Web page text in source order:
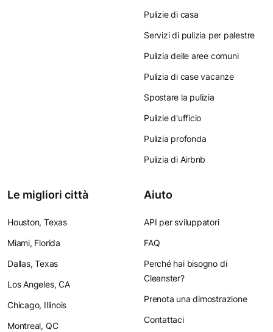
Pulizie di casa
Servizi di pulizia per palestre
Pulizia delle aree comuni
Pulizia di case vacanze
Spostare la pulizia
Pulizie d'ufficio
Pulizia profonda
Pulizia di Airbnb
Le migliori città
Houston, Texas
Miami, Florida
Dallas, Texas
Los Angeles, CA
Chicago, Illinois
Montreal, QC
Aiuto
API per sviluppatori
FAQ
Perché hai bisogno di
Cleanster?
Prenota una dimostrazione
Contattaci